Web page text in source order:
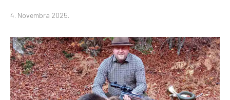
4. Novembra 2025.